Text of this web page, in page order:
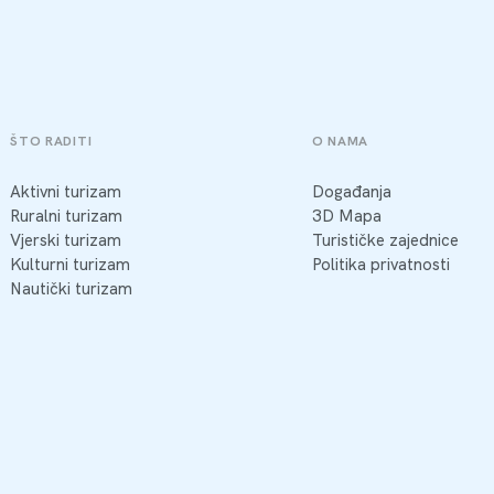
ŠTO RADITI
Aktivni turizam
Ruralni turizam
Vjerski turizam
Kulturni turizam
Nautički turizam
O NAMA
Događanja
3D Mapa
Turističke zajednice
Politika privatnosti